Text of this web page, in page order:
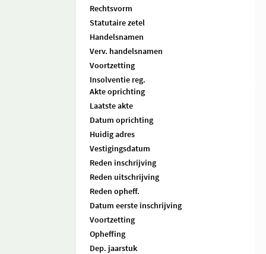
Rechtsvorm
Statutaire zetel
Handelsnamen
Verv. handelsnamen
Voortzetting
Insolventie reg.
Akte oprichting
Laatste akte
Datum oprichting
Huidig adres
Vestigingsdatum
Reden inschrijving
Reden uitschrijving
Reden opheff.
Datum eerste inschrijving
Voortzetting
Opheffing
Dep. jaarstuk